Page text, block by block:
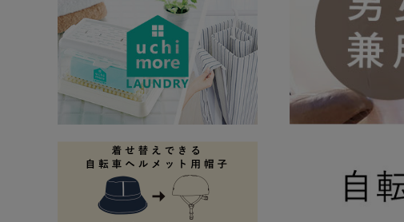
ご利用ガイド
プライバシーポリシー
特定商取引法について
会社概要
お問い合わせ